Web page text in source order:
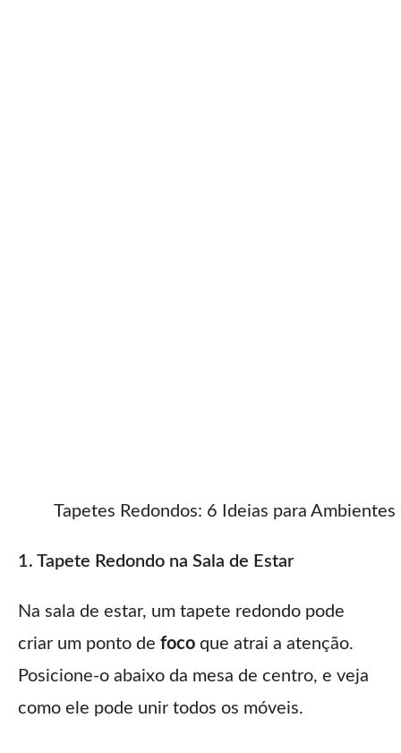
Tapetes Redondos: 6 Ideias para
1. Tapete Redondo na Sala de Estar
Na sala de estar, um tapete redondo pode
criar um ponto de foco que atrai a atenção.
Posicione-o abaixo da mesa de centro, e veja
como ele pode unir todos os móveis.